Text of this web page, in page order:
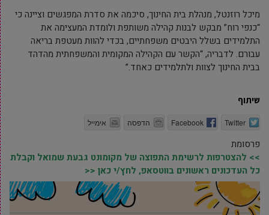
מיכל רוזנטל, מנהלת בית החינוך, סיכמה את סדרת המפגשים וציינה כי
“כנפי רוח” מבקש לבנות קהילה משותפת ולומדת המעצימה את
התלמידים בשלל היבטים משפחתיים, בכדי להוות מעטפת בריאה
עבורם. לדבריה, “הקשר עם הקהילה המקומית והמשפחתית מהדהד
בבית החינוך לצוות ולתלמידים כאחד.”
שיתוף
Twitter
Facebook הדפסה אימייל
פרסומת
>> להצטרפות לרשימת התפוצה של מקומונט גבעת שמואל וקבלת
כל העדכונים ראשונים בווטסאפ, לחץ/י כאן <<